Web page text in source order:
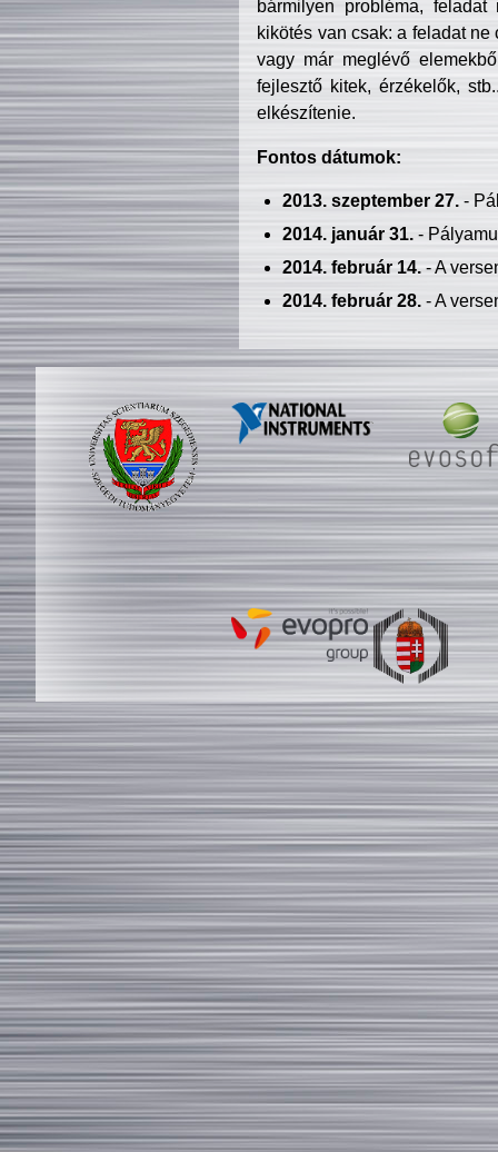
bármilyen probléma, feladat
kikötés van csak: a feladat
vagy már meglévő
fejlesztő kitek, érzékelők,
elkészítenie.
Fontos dátumok:
2013. szeptember 27.-
2014. január 31.-
2014. február 14.- A
2014. február 28.- A